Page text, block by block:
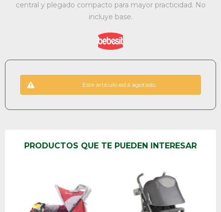
central y plegado compacto para mayor practicidad. No
incluye base.
Este artículo está agotado.
PRODUCTOS QUE TE PUEDEN INTERESAR